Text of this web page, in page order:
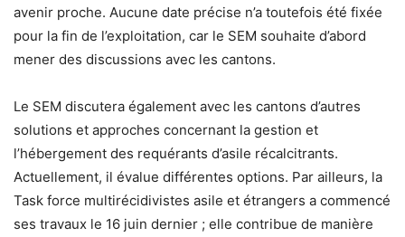
avenir proche. Aucune date précise n’a toutefois été fixée
pour la fin de l’exploitation, car le SEM souhaite d’abord
mener des discussions avec les cantons.
Le SEM discutera également avec les cantons d’autres
solutions et approches concernant la gestion et
l’hébergement des requérants d’asile récalcitrants.
Actuellement, il évalue différentes options. Par ailleurs, la
Task force multirécidivistes asile et étrangers a commencé
ses travaux le 16 juin dernier ; elle contribue de manière